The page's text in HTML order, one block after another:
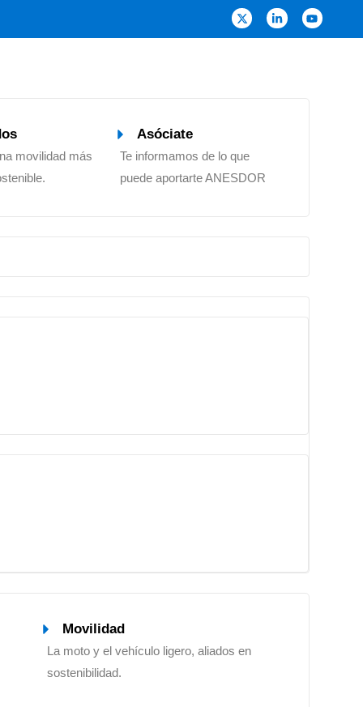
movilidad más
Asóciate
Te informamos de lo que
puede aportarte ANESDOR
Movilidad
La moto y el vehículo ligero, aliados en
sostenibilidad.